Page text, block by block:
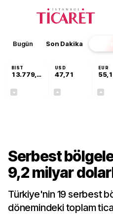
Bugün Son Dakika
BIST
13.779,39
USD
47,71
EUR
Serbest
9,2 milyar
Türkiye'nin 19 serbest
dönemindeki toplam